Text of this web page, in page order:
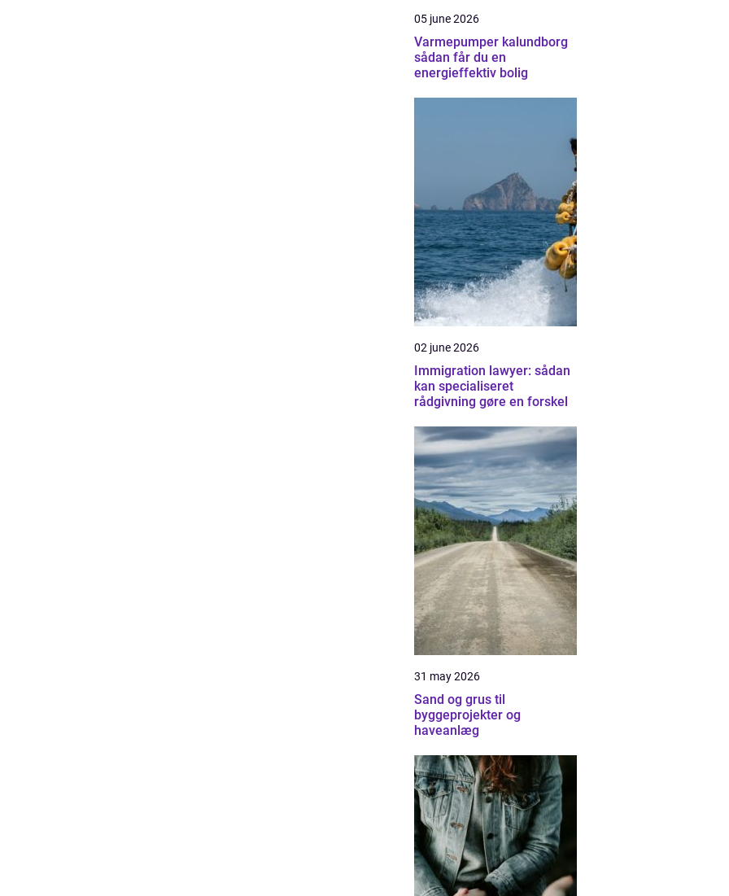
05 june 2026
Varmepumper kalundborg
sådan får du en
energieffektiv bolig
02 june 2026
Immigration lawyer: sådan
kan specialiseret
rådgivning gøre en forskel
31 may 2026
Sand og grus til
byggeprojekter og
haveanlæg